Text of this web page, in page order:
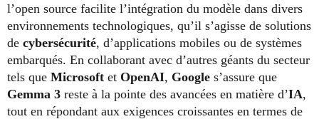
l’open source facilite l’intégration du modèle dans divers
environnements technologiques, qu’il s’agisse de solutions
de cybersécurité, d’applications mobiles ou de systèmes
embarqués. En collaborant avec d’autres géants du secteur
tels que Microsoft et OpenAI, Google s’assure que
Gemma 3 reste à la pointe des avancées en matière d’IA,
tout en répondant aux exigences croissantes en termes de